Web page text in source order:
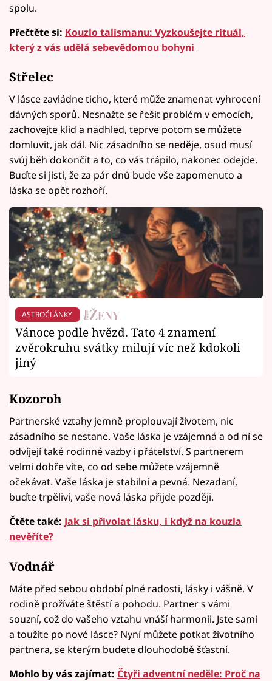
spolu.
Přečtěte si: Kouzlo talismanu: Vyzkoušejte rituál,
který z vás udělá sebevědomou bohyni
Střelec
V lásce zavládne ticho, které může znamenat vyhrocení
dávných sporů. Nesnažte se řešit problém v emocích,
zachovejte klid a nadhled, teprve potom se můžete
domluvit, jak dál. Nic zásadního se neděje, osud musí
svůj běh dokončit a to, co vás trápilo, nakonec odejde.
Buďte si jisti, že za pár dnů bude vše zapomenuto a
láska se opět rozhoří.
ASTROČLÁNKY
Vánoce podle hvězd. Tato 4 znamení
zvěrokruhu svátky milují víc než kdokoli
jiný
Kozoroh
Partnerské vztahy jemně proplouvají životem, nic
zásadního se nestane. Vaše láska je vzájemná a od ní se
odvíjejí také rodinné vazby i přátelství. S partnerem
velmi dobře víte, co od sebe můžete vzájemně
očekávat. Vaše láska je stabilní a pevná. Nezadaní,
buďte trpěliví, vaše nová láska přijde později.
Čtěte také: Jak si přivolat lásku, i když na kouzla
nevěříte?
Vodnář
Máte před sebou období plné radosti, lásky i vášně. V
rodině prožíváte štěstí a pohodu. Partner s vámi
souzní, což do vašeho vztahu vnáší harmonii. Jste sami
a toužíte po nové lásce? Nyní můžete potkat životního
partnera, se kterým budete dlouhodobě šťastní.
Mohlo by vás zajímat: Čtyři adventní neděle: Proč na